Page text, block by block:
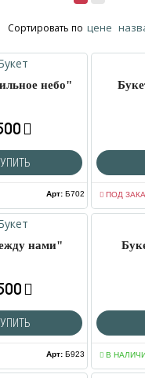
Сортировать по цене
небо"
Арт:Б702 ПОД
нами"
Арт:Б923 В